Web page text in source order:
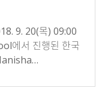
9. 20(목) 09:00
에서 진행된 한국